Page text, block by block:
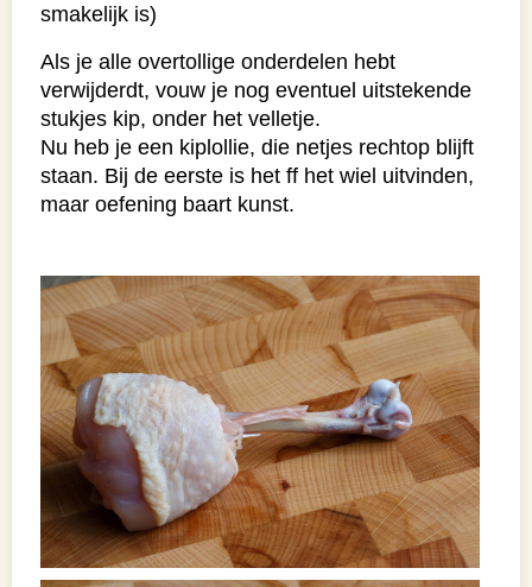
smakelijk is)
Als je alle overtollige onderdelen hebt
verwijderdt, vouw je nog eventuel uitstekende
stukjes kip, onder het velletje.
Nu heb je een kiplollie, die netjes rechtop blijft
staan. Bij de eerste is het ff het wiel uitvinden,
maar oefening baart kunst.